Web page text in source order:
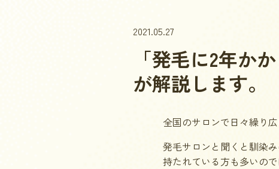
2021.05.27
「発毛に2年か
が解説します。
全国のサロンで日々繰り
発毛サロンと聞くと馴染
持たれている方も多いの